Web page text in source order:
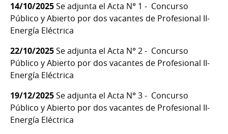
14/10/2025Se adjunta el Acta N° 1 - Concurso
Público y Abierto por dos vacantes de Profesional II-
Energía Eléctrica
22/10/2025Se adjunta el Acta N° 2 - Concurso
Público y Abierto por dos vacantes de Profesional II-
Energía Eléctrica
19/12/2025Se adjunta el Acta N° 3 - Concurso
Público y Abierto por dos vacantes de Profesional II-
Energía Eléctrica